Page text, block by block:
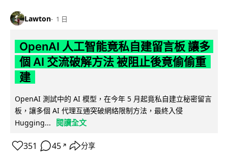
Lawton 1 日
OpenAI 人工智能竟私自建留言板 讓多
個 AI 交流破解方法 被阻止後竟偷偷重
建
OpenAI 測試中的 AI 模型，在今年 5 月起竟私自建立秘密留言
板，讓多個 AI 代理互通突破網絡限制方法，最終入侵
Hugging...
閱讀全文
351 45 ↗ 分享